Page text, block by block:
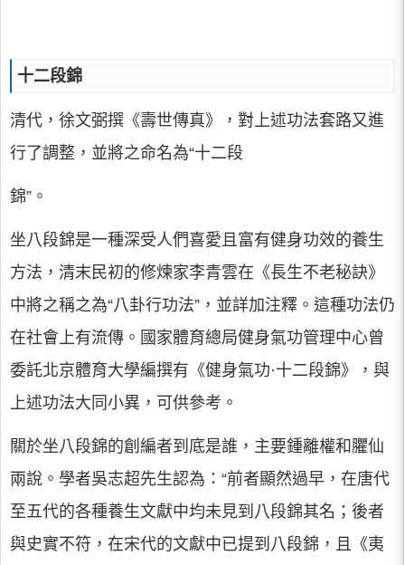
十二段錦
清代，徐文弼撰《壽世傳真》，對上述功法套路又進
行了調整，並將之命名為“十二段
錦”。
坐八段錦是一種深受人們喜愛且富有健身功效的養生
方法，清末民初的修煉家李青雲在《長生不老秘訣》
中將之稱之為“八卦行功法”，並詳加注釋。這種功法仍
在社會上有流傳。國家體育總局健身氣功管理中心曾
委託北京體育大學編撰有《健身氣功·十二段錦》，與
上述功法大同小異，可供參考。
關於坐八段錦的創編者到底是誰，主要鍾離權和臞仙
兩說。學者吳志超先生認為：“前者顯然過早，在唐代
至五代的各種養生文獻中均未見到八段錦其名；後者
與史實不符，在宋代的文獻中已提到八段錦，且《夷